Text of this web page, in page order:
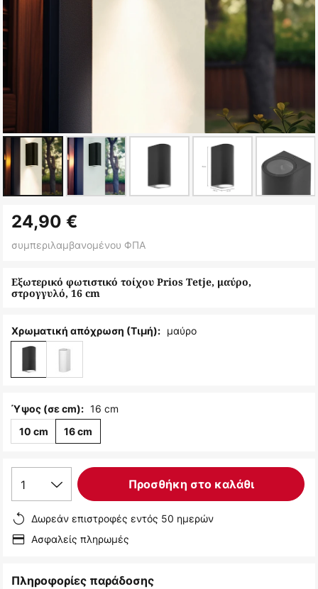
στην
αρχή
συλλογής
εικόνων
Εξωτερικό φωτιστικό τοίχου Prios Tetje, μαύρο,
στρογγυλό, 16 cm
24,90 €
συμπεριλαμβανομένου ΦΠΑ
Χρωματική απόχρωση (Τιμή): μαύρο
Ύψος (σε cm): 16 cm
10 cm 16 cm
1 Προσθήκη στο καλάθι
Δωρεάν επιστροφές εντός 50 ημερών
Ασφαλείς πληρωμές
Πληροφορίες παράδοσης